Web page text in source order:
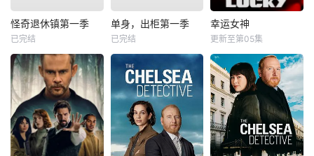
怪奇退休镇第一季
已完结
单身，出柜第一季
已完结
幸运女神
更新至第05集